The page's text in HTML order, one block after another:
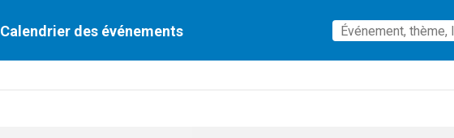
Calendrier des événements